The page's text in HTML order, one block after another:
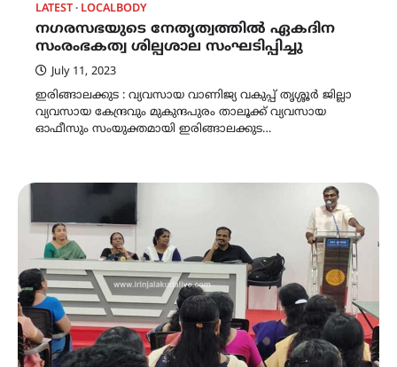
LATEST LOCALBODY
നഗരസഭയുടെ നേതൃത്വത്തിൽ ഏകദിന
സംരംഭകത്വ ശില്പശാല സംഘടിപ്പിച്ചു
July 11, 2023
ഇരിങ്ങാലക്കുട : വ്യവസായ വാണിജ്യ വകുപ്പ് തൃശ്ശൂർ ജില്ലാ
വ്യവസായ കേന്ദ്രവും മുകുന്ദപുരം താലൂക്ക് വ്യവസായ
ഓഫീസും സംയുക്തമായി ഇരിങ്ങാലക്കുട…